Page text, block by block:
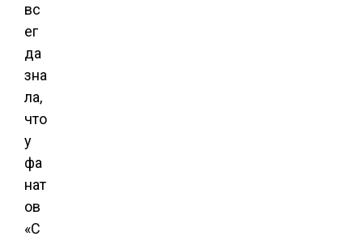
вс
ег
да
зна
ла,
что
у
фа
нат
ов
«С